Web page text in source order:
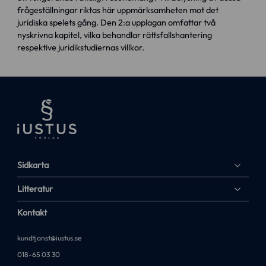
frågeställningar riktas här uppmärksamheten mot det
juridiska spelets gång. Den 2:a upplagan omfattar två
nyskrivna kapitel, vilka behandlar rättsfallshantering
respektive juridikstudiernas villkor.
Sidkarta
Litteratur
Kontakt
kundtjanst@iustus.se
018-65 03 30